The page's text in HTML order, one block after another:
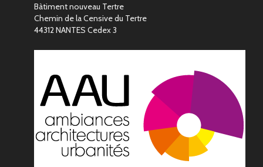
Bàtiment nouveau Tertre
Chemin de la Censive du Tertre
44312 NANTES Cedex 3